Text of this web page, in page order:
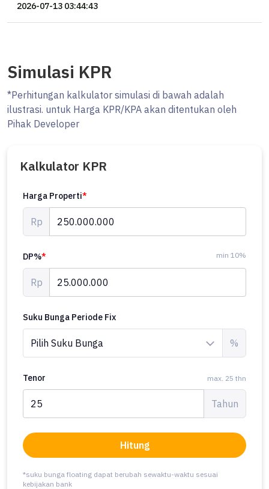
2026-07-13 03:44:43
Simulasi KPR
*Perhitungan kalkulator simulasi di bawah adalah
ilustrasi. untuk Harga KPR/KPA akan ditentukan oleh
Pihak Developer
Kalkulator KPR
Harga Properti*
Rp
DP%* min 10%
Rp
Suku Bunga Periode Fix
%
Tenor max. 25 thn
Tahun
Hitung
*suku bunga floating dapat berubah sewaktu-waktu sesuai
kebijakan bank